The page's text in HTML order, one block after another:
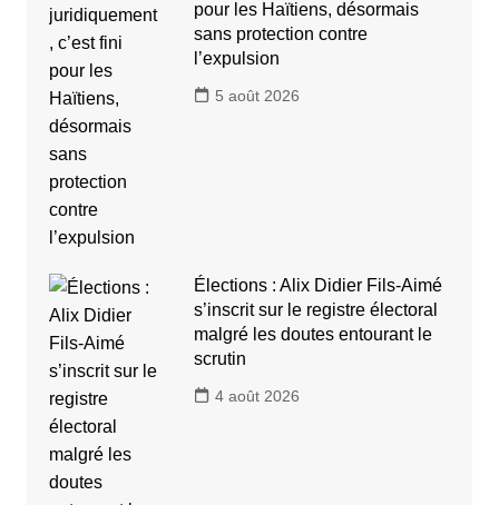
pour les Haïtiens, désormais
sans protection contre
l’expulsion
5 août 2026
Élections : Alix Didier Fils-Aimé
s’inscrit sur le registre électoral
malgré les doutes entourant le
scrutin
4 août 2026